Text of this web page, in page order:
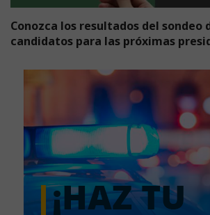
Conozca los resultados del sondeo
candidatos para las próximas